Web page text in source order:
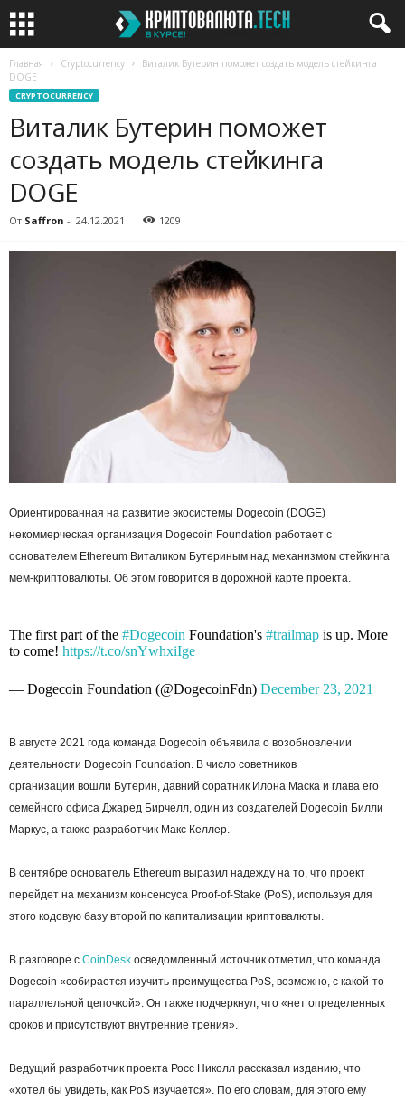
Главная Cryptocurrency
Виталик Бутерин поможет создать модель стейкинга
DOGE
CRYPTOCURRENCY
Виталик Бутерин поможет
создать модель стейкинга
DOGE
От Saffron - 24.12.2021 1209
Ориентированная на развитие экосистемы Dogecoin (DOGE)
некоммерческая организация Dogecoin Foundation работает с
основателем Ethereum Виталиком Бутериным над механизмом стейкинга
мем-криптовалюты. Об этом говорится в дорожной карте проекта.
The first part of the #Dogecoin Foundation's #trailmap is up. More
to come! https://t.co/snYwhxiIge
— Dogecoin Foundation (@DogecoinFdn) December 23, 2021
В августе 2021 года команда Dogecoin объявила о возобновлении
деятельности Dogecoin Foundation. В число советников
организации вошли Бутерин, давний соратник Илона Маска и глава его
семейного офиса Джаред Бирчелл, один из создателей Dogecoin Билли
Маркус, а также разработчик Макс Келлер.
В сентябре основатель Ethereum выразил надежду на то, что проект
перейдет на механизм консенсуса Proof-of-Stake (PoS), используя для
этого кодовую базу второй по капитализации криптовалюты.
В разговоре с CoinDesk осведомленный источник отметил, что команда
Dogecoin «собирается изучить преимущества PoS, возможно, с какой-то
параллельной цепочкой». Он также подчеркнул, что «нет определенных
сроков и присутствуют внутренние трения».
Ведущий разработчик проекта Росс Николл рассказал изданию, что
«хотел бы увидеть, как PoS изучается». По его словам, для этого ему